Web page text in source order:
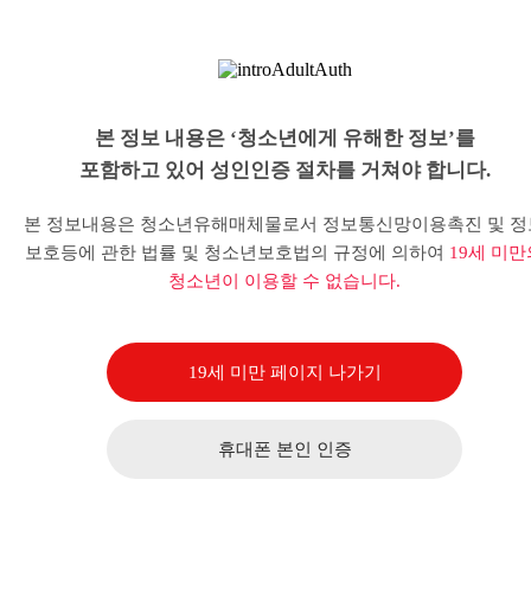
본 정보 내용은 ‘청소년에게 유해한 정보’를
포함하고 있어 성인인증 절차를 거쳐야 합니다.
본 정보내용은 청소년유해매체물로서 정보통신망이용촉진 및 정
보호등에 관한 법률 및 청소년보호법의 규정에 의하여 19세 미만
청소년이 이용할 수 없습니다.
19세 미만 페이지 나가기
휴대폰 본인 인증